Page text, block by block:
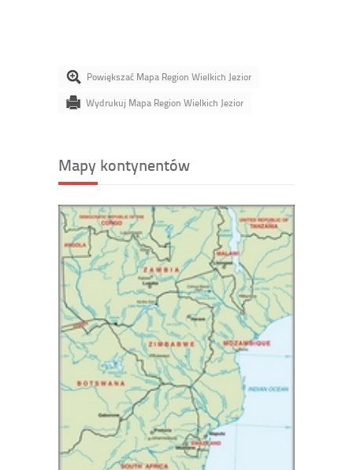
Powiększać Mapa Region Wielkich Jezior
Wydrukuj Mapa Region Wielkich Jezior
Mapy kontynentów